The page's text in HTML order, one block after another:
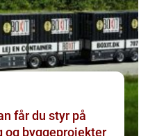
og byggeprojekter